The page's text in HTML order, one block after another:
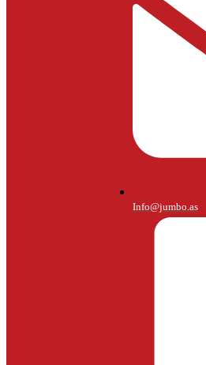
Info@jumbo.as